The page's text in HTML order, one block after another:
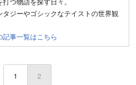
タジーやゴシックなテイストの世界観
記事一覧はこちら
1 2